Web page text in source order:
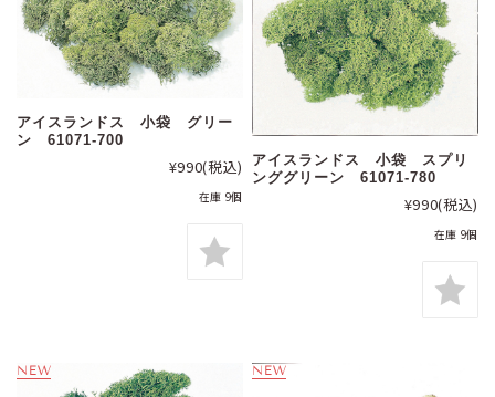
アイスランドス 小袋 グリー
ン 61071-700
¥990(税込)
在庫 9個
アイスランドス 小袋 スプリ
ンググリーン 61071-780
¥990(税込)
在庫 9個